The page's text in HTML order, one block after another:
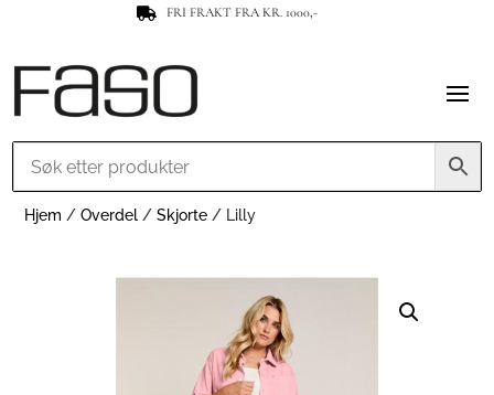
 FRI FRAKT FRA KR. 1000,-
Hjem /Overdel /Skjorte / Lilly